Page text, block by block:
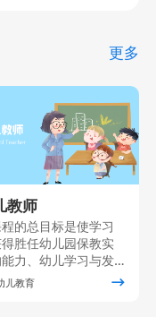
更多
教师
的总目标是使学习
胜任幼儿园保教实
力、幼儿学习与发
究能力自我发展的
并树立“师德为先、
儿教育